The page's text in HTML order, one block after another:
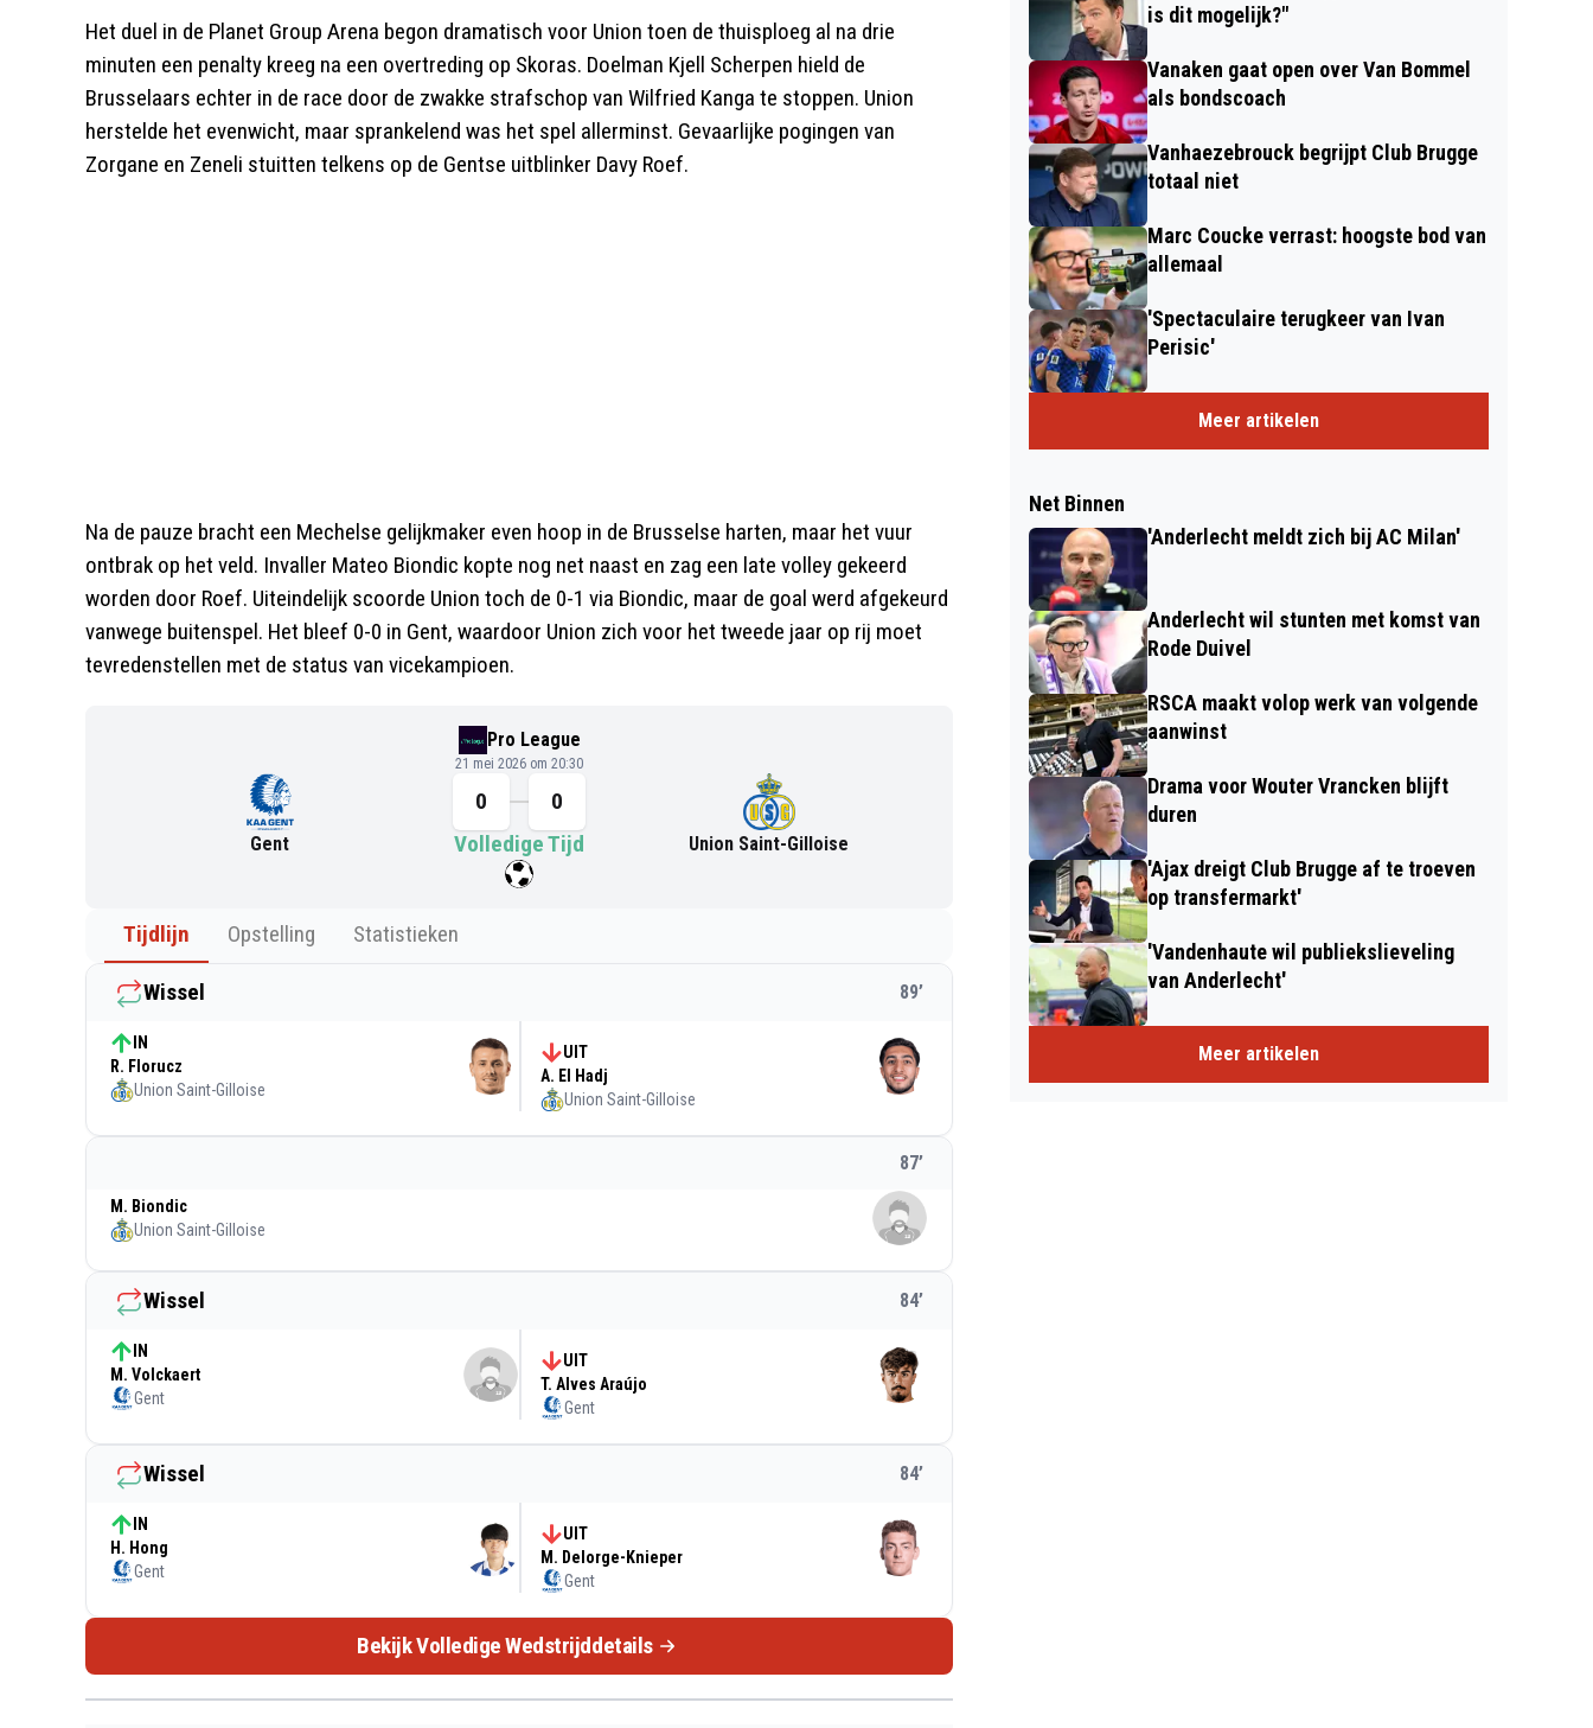
Het duel in de Planet Group Arena begon dramatisch voor Union toen de thuisploeg al na drie
minuten een penalty kreeg na een overtreding op Skoras. Doelman Kjell Scherpen hield de
Brusselaars echter in de race door de zwakke strafschop van Wilfried Kanga te stoppen. Union
herstelde het evenwicht, maar sprankelend was het spel allerminst. Gevaarlijke pogingen van
Zorgane en Zeneli stuitten telkens op de Gentse uitblinker Davy Roef.
Na de pauze bracht een Mechelse gelijkmaker even hoop in de Brusselse harten, maar het vuur
ontbrak op het veld. Invaller Mateo Biondic kopte nog net naast en zag een late volley gekeerd
worden door Roef. Uiteindelijk scoorde Union toch de 0-1 via Biondic, maar de goal werd afgekeurd
vanwege buitenspel. Het bleef 0-0 in Gent, waardoor Union zich voor het tweede jaar op rij moet
tevredenstellen met de status van vicekampioen.
Pro League
21 mei 2026 om 20:30
Gent
0
0
Volledige Tijd
Union Saint-Gilloise
Tijdlijn Opstelling Statistieken
Wissel 89’
IN
R. Florucz
Union Saint-Gilloise
UIT
A. El Hadj
Union Saint-Gilloise
87’
M. Biondic
Union Saint-Gilloise
Wissel 84’
IN
M. Volckaert
Gent
UIT
T. Alves Araújo
Gent
Wissel 84’
IN
H. Hong
Gent
UIT
M. Delorge-Knieper
Gent
Bekijk Volledige Wedstrijddetails
is dit mogelijk?"
Vanaken gaat open over Van Bommel
als bondscoach
Vanhaezebrouck begrijpt Club Brugge
totaal niet
Marc Coucke verrast: hoogste bod van
allemaal
'Spectaculaire terugkeer van Ivan
Perisic'
Meer artikelen
Net Binnen
'Anderlecht meldt zich bij AC Milan'
Anderlecht wil stunten met komst van
Rode Duivel
RSCA maakt volop werk van volgende
aanwinst
Drama voor Wouter Vrancken blijft
duren
'Ajax dreigt Club Brugge af te troeven
op transfermarkt'
'Vandenhaute wil publiekslieveling
van Anderlecht'
Meer artikelen